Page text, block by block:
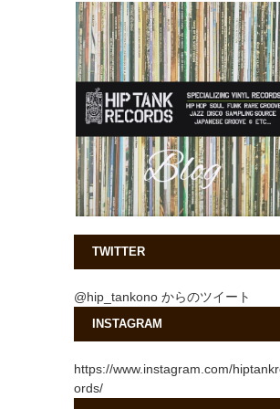
TWITTER
@hip_tankono からのツイート
INSTAGRAM
https://www.instagram.com/
ords/